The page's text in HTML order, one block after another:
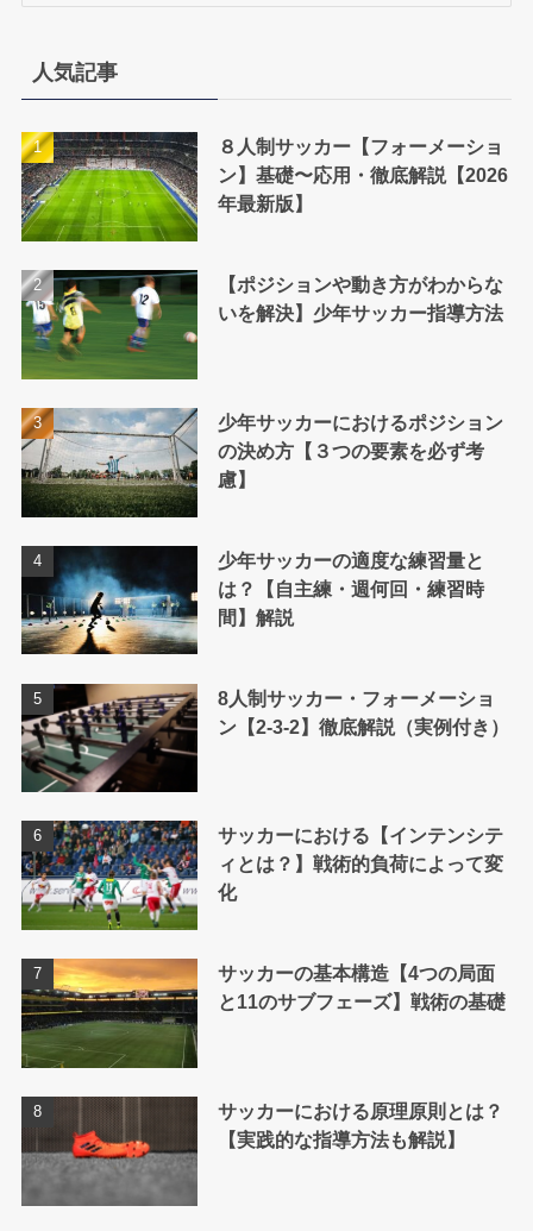
ー
人気記事
８人制サッカー【フォーメーショ
ン】基礎〜応用・徹底解説【2026
年最新版】
【ポジションや動き方がわからな
いを解決】少年サッカー指導方法
少年サッカーにおけるポジション
の決め方【３つの要素を必ず考
慮】
少年サッカーの適度な練習量と
は？【自主練・週何回・練習時
間】解説
8人制サッカー・フォーメーショ
ン【2-3-2】徹底解説（実例付き）
サッカーにおける【インテンシテ
ィとは？】戦術的負荷によって変
化
サッカーの基本構造【4つの局面
と11のサブフェーズ】戦術の基礎
サッカーにおける原理原則とは？
【実践的な指導方法も解説】